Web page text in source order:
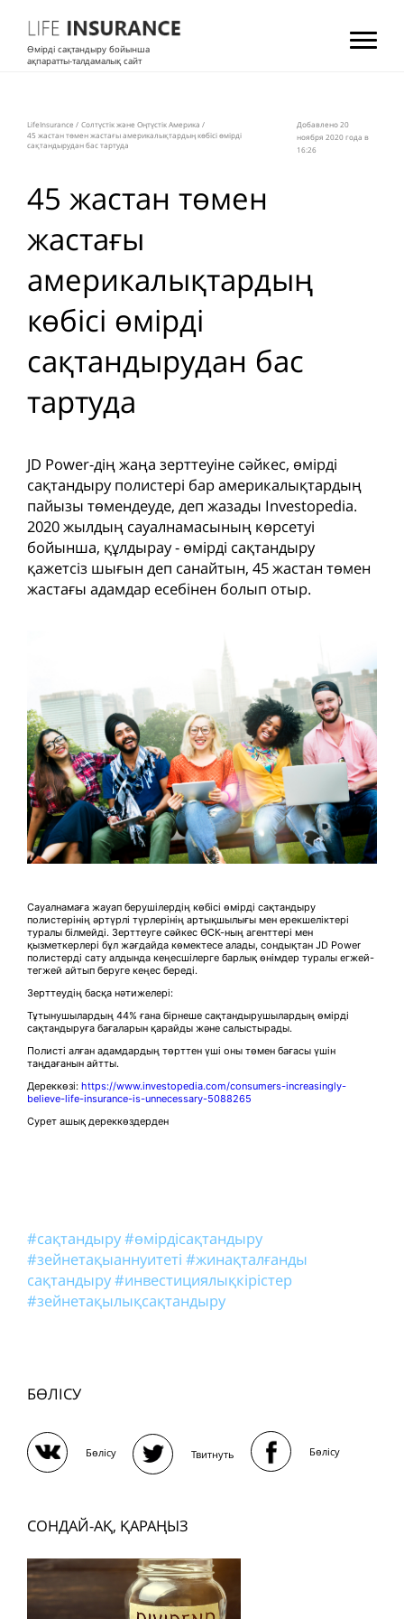
Өмірді сақтандыру бойынша
ақпаратты-талдамалық сайт
LifeInsurance / Солтүстік және Оңтүстік Америка /
45 жастан төмен жастағы америкалықтардың көбісі өмірді
сақтандырудан бас тартуда
Добавлено 20
ноября 2020 года в
16:26
45 жастан төмен
жастағы
америкалықтардың
көбісі өмірді
сақтандырудан бас
тартуда
JD Power-дің жаңа зерттеуіне сәйкес, өмірді
сақтандыру полистері бар америкалықтардың
пайызы төмендеуде, деп жазады Investopedia.
2020 жылдың сауалнамасының көрсетуі
бойынша, құлдырау - өмірді сақтандыру
қажетсіз шығын деп санайтын, 45 жастан төмен
жастағы адамдар есебінен болып отыр.
Сауалнамаға жауап берушілердің көбісі өмірді сақтандыру
полистерінің әртүрлі түрлерінің артықшылығы мен ерекшеліктері
туралы білмейді. Зерттеуге сәйкес ӨСК-ның агенттері мен
қызметкерлері бұл жағдайда көмектесе алады, сондықтан JD Power
полистерді сату алдында кеңесшілерге барлық өнімдер туралы егжей-
тегжей айтып беруге кеңес береді.
Зерттеудің басқа нәтижелері:
Тұтынушылардың 44% ғана бірнеше сақтандырушылардың өмірді
сақтандыруға бағаларын қарайды және салыстырады.
Полисті алған адамдардың төрттен үші оны төмен бағасы үшін
таңдағанын айтты.
Дереккөзі: https://www.investopedia.com/consumers-increasingly-
believe-life-insurance-is-unnecessary-5088265
Сурет ашық дереккөздерден
#сақтандыру#өмірдісақтандыру
#зейнетақыаннуитеті #жинақталғанды
сақтандыру#инвестициялықкірістер
#зейнетақылықсақтандыру
БӨЛІСУ
Бөлісу Твитнуть Бөлісу
СОНДАЙ-АҚ, ҚАРАҢЫЗ